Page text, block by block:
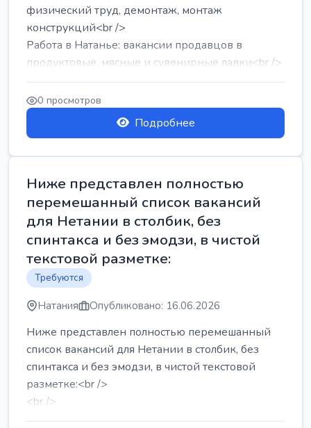
физический труд, демонтаж, монтаж
конструкций<br />
Работа в Натанье: вакансии продавцов в
продуктовые, мясные и сувенирные лавки<br />
Разнорабочий на сборку м...
0 просмотров
Подробнее
Ниже представлен полностью
перемешанный список вакансий
для Нетании в столбик, без
спинтакса и без эмодзи, в чистой
текстовой разметке:
Требуются
Натания Опубликовано: 16.06.2026
Ниже представлен полностью перемешанный
список вакансий для Нетании в столбик, без
спинтакса и без эмодзи, в чистой текстовой
разметке:<br />
<br />
Работа в Нетании на мебельном производстве: